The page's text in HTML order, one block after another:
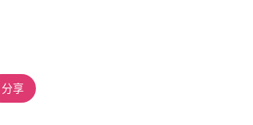
分享